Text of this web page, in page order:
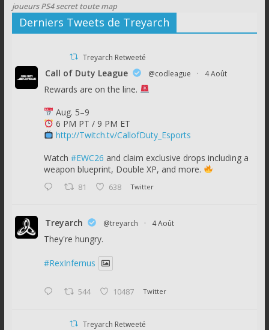
joueurs PS4 secret toute map
Derniers Tweets de Treyarch
Treyarch Retweeté
Call of Duty League @codleague · 4 Août
Rewards are on the line.
Aug. 5–9
6 PM PT / 9 PM ET
http://Twitch.tv/CallofDuty_Esports
Watch #EWC26 and claim exclusive drops including a
weapon blueprint, Double XP, and more.
81 638 Twitter
Treyarch @treyarch · 4 Août
They're hungry.
#RexInfernus
544 10487 Twitter
Treyarch Retweeté